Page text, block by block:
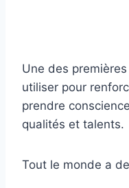
Une des
utiliser pour
prendre
qualités et talents.
Tout le monde a